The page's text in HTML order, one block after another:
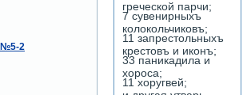
№5-2
греческой парчи;
7 сувенирныхъ
колокольчиковъ;
11 запрестольныхъ
крестовъ и иконъ;
33 паникадила и
хороса;
11 хоругвей;